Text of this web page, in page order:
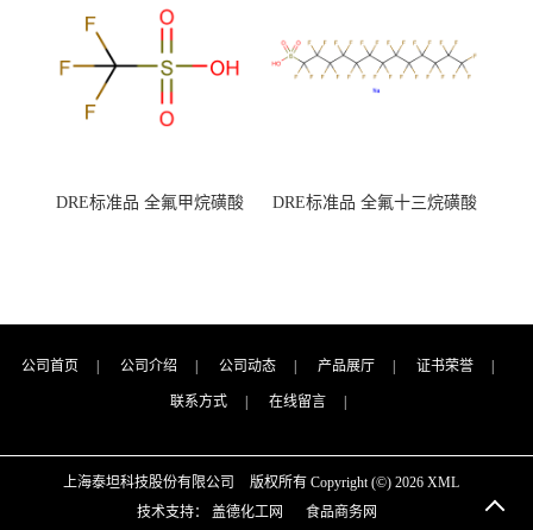
（泰坦现货供应）
DRE标准品 全氟甲烷磺酸
DRE标准品 全氟十三烷磺酸
公司首页 公司介绍 公司动态 产品展厅 证书荣誉
联系方式 在线留言
上海泰坦科技股份有限公司 版权所有 Copyright (©) 2026 XML
技术支持： 盖德化工网 食品商务网